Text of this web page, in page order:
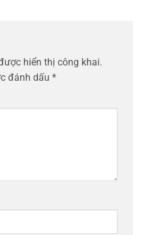
hiển thị công khai.
đánh dấu *